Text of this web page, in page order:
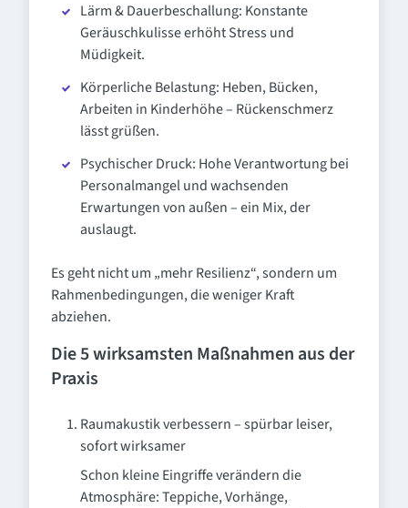
Lärm & Dauerbeschallung: Konstante
Geräuschkulisse erhöht Stress und
Müdigkeit.
Körperliche Belastung: Heben, Bücken,
Arbeiten in Kinderhöhe – Rückenschmerz
lässt grüßen.
Psychischer Druck: Hohe Verantwortung bei
Personalmangel und wachsenden
Erwartungen von außen – ein Mix, der
auslaugt.
Es geht nicht um „mehr Resilienz“, sondern um
Rahmenbedingungen, die weniger Kraft
abziehen.
Die 5 wirksamsten Maßnahmen aus der
Praxis
Raumakustik verbessern – spürbar leiser,
sofort wirksamer
Schon kleine Eingriffe verändern die
Atmosphäre: Teppiche, Vorhänge,